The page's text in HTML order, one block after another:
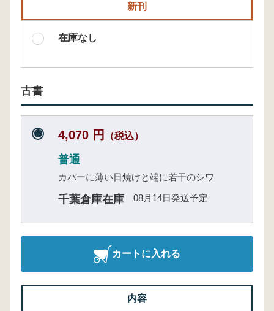
新刊
在庫なし
古書
4,070 円 （税込）
普通
カバーに薄い日焼けと端に若干のシワ
千葉倉庫在庫 08月14日発送予定
カートに入れる
内容